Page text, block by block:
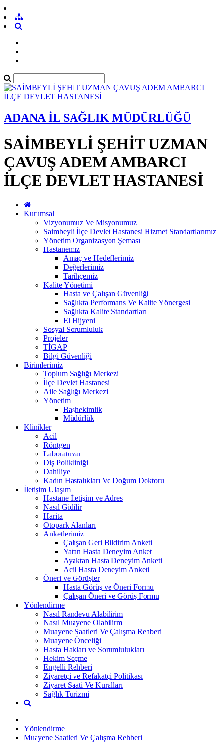
ADANA İL SAĞLIK MÜDÜRLÜĞÜ
SAİMBEYLİ ŞEHİT UZMAN
ÇAVUŞ ADEM AMBARCI
İLÇE DEVLET HASTANESİ
Kurumsal
Vizyonumuz Ve Misyonumuz
Saimbeyli İlçe Devlet Hastanesi Hizmet Standartlarımız
Yönetim Organizasyon Şeması
Hastanemiz
Amaç ve Hedeflerimiz
Değerlerimiz
Tarihçemiz
Kalite Yönetimi
Hasta ve Çalışan Güvenliği
Sağlıkta Performans Ve Kalite Yönergesi
Sağlıkta Kalite Standartları
El Hijyeni
Sosyal Sorumluluk
Projeler
TİGAP
Bilgi Güvenliği
Birimlerimiz
Toplum Sağlığı Merkezi
İlçe Devlet Hastanesi
Aile Sağlığı Merkezi
Yönetim
Başhekimlik
Müdürlük
Klinikler
Acil
Röntgen
Laboratuvar
Diş Polikliniği
Dahiliye
Kadın Hastalıkları Ve Doğum Doktoru
İletişim Ulaşım
Hastane İletişim ve Adres
Nasıl Gidilir
Harita
Otopark Alanları
Anketlerimiz
Çalışan Geri Bildirim Anketi
Yatan Hasta Deneyim Anket
Ayaktan Hasta Deneyim Anketi
Acil Hasta Deneyim Anketi
Öneri ve Görüşler
Hasta Görüş ve Öneri Formu
Çalışan Öneri ve Görüş Formu
Yönlendirme
Nasıl Randevu Alabilirim
Nasıl Muayene Olabilirm
Muayene Saatleri Ve Çalışma Rehberi
Muayene Önceliği
Hasta Hakları ve Sorumlulukları
Hekim Seçme
Engelli Rehberi
Ziyaretçi ve Refakatçi Politikası
Ziyaret Saati Ve Kuralları
Sağlık Turizmi
Yönlendirme
Muayene Saatleri Ve Çalışma Rehberi